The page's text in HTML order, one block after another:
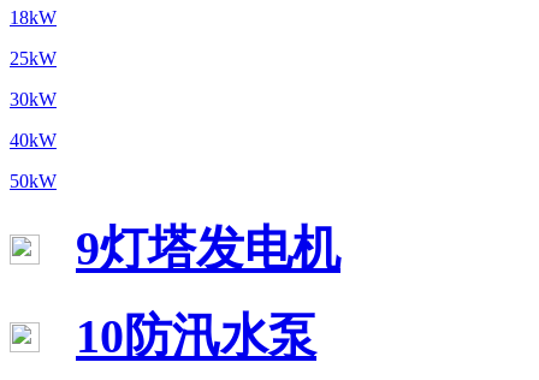
18kW
25kW
30kW
40kW
50kW
9灯塔发电机
10防汛水泵